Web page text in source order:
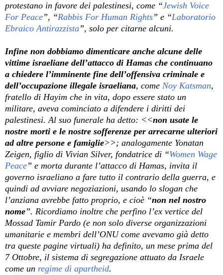
protestano in favore dei palestinesi, come “Jewish Voice
For Peace”, “Rabbis For Human Rights” e “Laboratorio
Ebraico Antirazzista”, solo per citarne alcuni.
Infine non dobbiamo dimenticare anche alcune delle
vittime israeliane dell’attacco di Hamas che continuano
a chiedere l’imminente fine dell’offensiva criminale e
dell’occupazione illegale israeliana, come Noy Katsman,
fratello di Hayim che in vita, dopo essere stato un
militare, aveva cominciato a difendere i diritti dei
palestinesi. Al suo funerale ha detto: <<non usate le
nostre morti e le nostre sofferenze per arrecarne ulteriori
ad altre persone e famiglie>>; analogamente Yonatan
Zeigen, figlio di Vivian Silver, fondatrice di “Women Wage
Peace” e morta durante l’attacco di Hamas, invita il
governo israeliano a fare tutto il contrario della guerra, e
quindi ad avviare negoziazioni, usando lo slogan che
l’anziana avrebbe fatto proprio, e cioè “non nel nostro
nome”. Ricordiamo inoltre che perfino l’ex vertice del
Mossad Tamir Pardo (e non solo diverse organizzazioni
umanitarie e membri dell’ONU come avevamo già detto
tra queste pagine virtuali) ha definito, un mese prima del
7 Ottobre, il sistema di segregazione attuato da Israele
come un regime di apartheid.